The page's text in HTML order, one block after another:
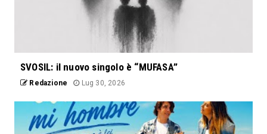
SVOSIL: il nuovo singolo è “MUFASA”
Redazione Lug 30, 2026